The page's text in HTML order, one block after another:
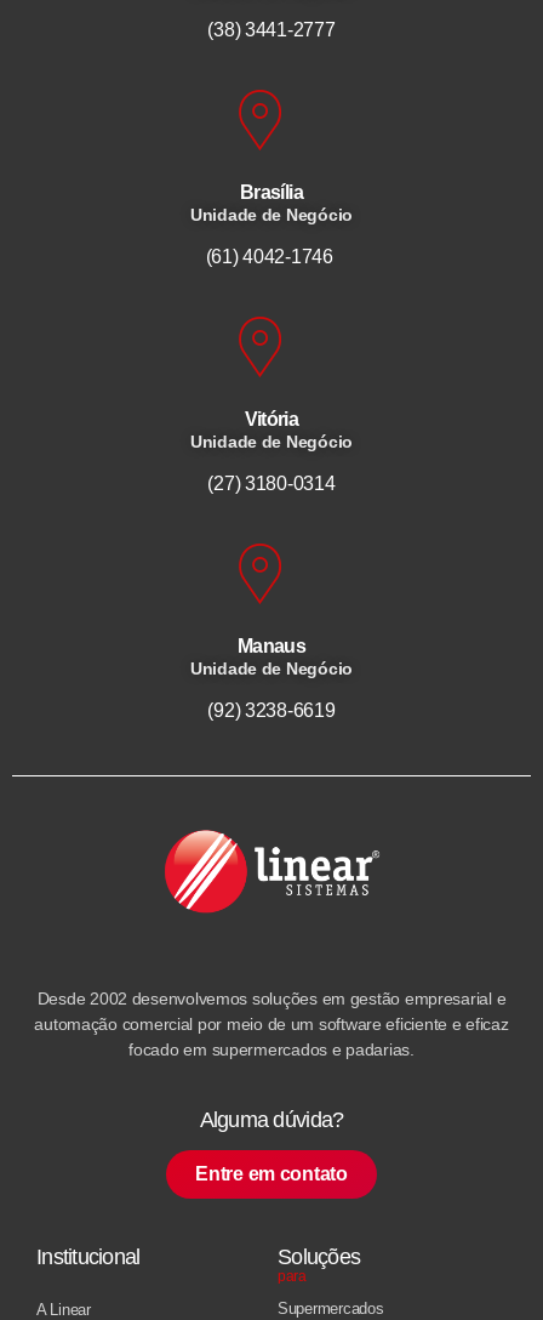
(38) 3441-2777
Brasília
Unidade de Negócio
(61) 4042-1746
Vitória
Unidade de Negócio
(27) 3180-0314
Manaus
Unidade de Negócio
(92) 3238-6619
Desde 2002 desenvolvemos soluções em gestão empresarial e
automação comercial por meio de um software eficiente e eficaz
focado em supermercados e padarias.
Alguma dúvida?
Entre em contato
Institucional
A Linear
Soluções
para
Supermercados